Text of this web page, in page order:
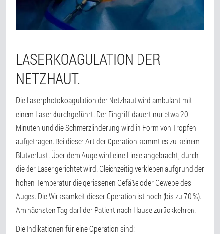
LASERKOAGULATION DER
NETZHAUT.
Die Laserphotokoagulation der Netzhaut wird ambulant mit
einem Laser durchgeführt. Der Eingriff dauert nur etwa 20
Minuten und die Schmerzlinderung wird in Form von Tropfen
aufgetragen. Bei dieser Art der Operation kommt es zu keinem
Blutverlust. Über dem Auge wird eine Linse angebracht, durch
die der Laser gerichtet wird. Gleichzeitig verkleben aufgrund der
hohen Temperatur die gerissenen Gefäße oder Gewebe des
Auges. Die Wirksamkeit dieser Operation ist hoch (bis zu 70 %).
Am nächsten Tag darf der Patient nach Hause zurückkehren.
Die Indikationen für eine Operation sind: